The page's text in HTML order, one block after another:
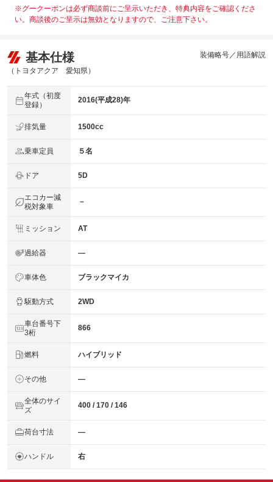
※グークーポンは必ず商談前にご呈示いただき、特典内容をご確認くださ
い。商談後のご呈示は無効となりますので、ご注意下さい。
基本仕様
（トヨタアクア 愛知県）
装備略号／用語解説
年式（初度
登録）
2016(平成28)年
排気量 1500cc
乗車定員 ５名
ドア 5D
エコカー減
税対象車
－
ミッション AT
過給器 ―
車体色 ブラックマイカ
駆動方式 2WD
車台番号下
3桁
866
燃料 ハイブリッド
その他 ―
全体のサイ
ズ
400 / 170 / 146
荷台寸法 ―
ハンドル 右